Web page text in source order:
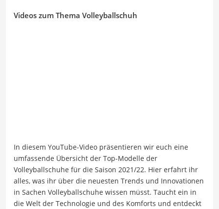
Videos zum Thema Volleyballschuh
In diesem YouTube-Video präsentieren wir euch eine
umfassende Übersicht der Top-Modelle der
Volleyballschuhe für die Saison 2021/22. Hier erfahrt ihr
alles, was ihr über die neuesten Trends und Innovationen
in Sachen Volleyballschuhe wissen müsst. Taucht ein in
die Welt der Technologie und des Komforts und entdeckt